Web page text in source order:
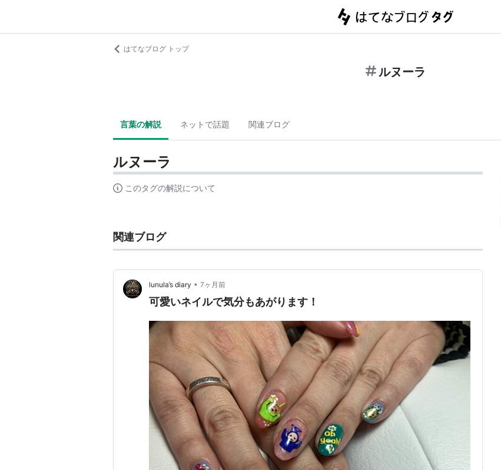
はてなブログ トップ
ルヌーラ
言葉の解説 ネットで話題 関連ブログ
ルヌーラ
このタグの解説について
関連ブログ
lunula’s diary • 7ヶ月前
可愛いネイルで気分もあがります！